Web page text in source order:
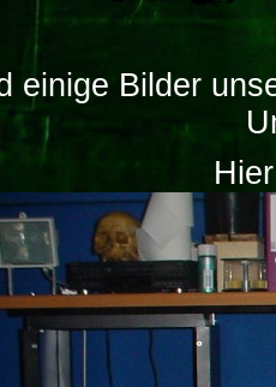
einige Bilder